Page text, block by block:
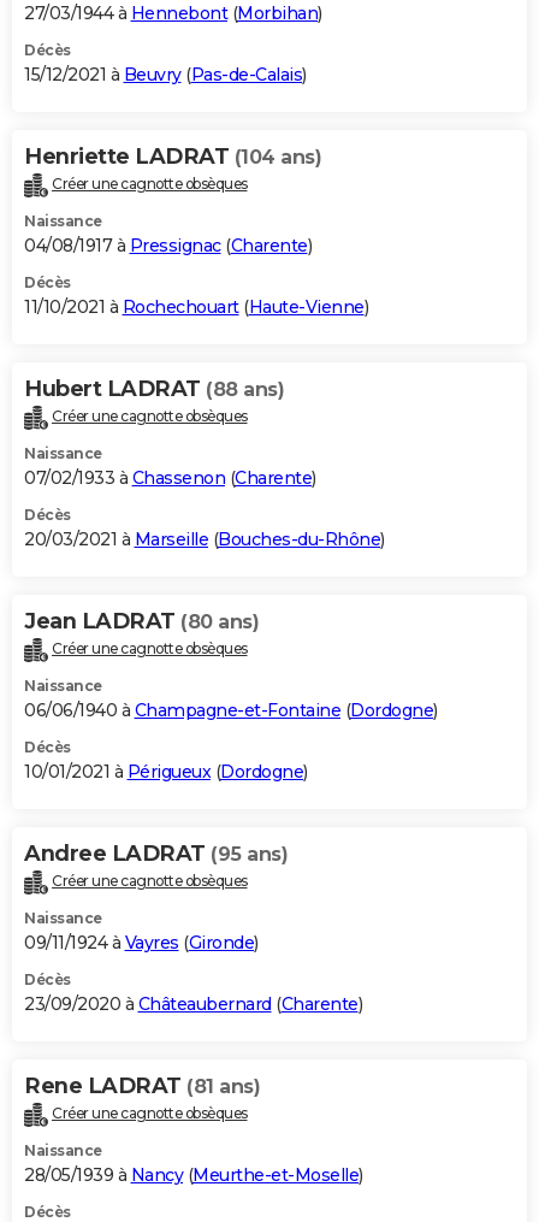
27/03/1944 à Hennebont(Morbihan)
Décès
15/12/2021 à Beuvry(Pas-de-Calais)
Henriette LADRAT (104 ans)
Créer une cagnotte obsèques
Naissance
04/08/1917 à Pressignac(Charente)
Décès
11/10/2021 à Rochechouart(Haute-Vienne)
Hubert LADRAT (88 ans)
Créer une cagnotte obsèques
Naissance
07/02/1933 à Chassenon (Charente)
Décès
20/03/2021 à Marseille (Bouches-du-Rhône)
Jean LADRAT (80 ans)
Créer une cagnotte obsèques
Naissance
06/06/1940 à Champagne-et-Fontaine (Dordogne)
Décès
10/01/2021 à Périgueux(Dordogne)
Andree LADRAT (95 ans)
Créer une cagnotte obsèques
Naissance
09/11/1924 à Vayres (Gironde)
Décès
23/09/2020 à Châteaubernard (Charente)
Rene LADRAT (81 ans)
Créer une cagnotte obsèques
Naissance
28/05/1939 à Nancy(Meurthe-et-Moselle)
Décès